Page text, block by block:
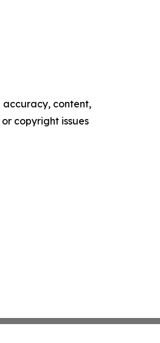
accuracy, content,
copyright issues